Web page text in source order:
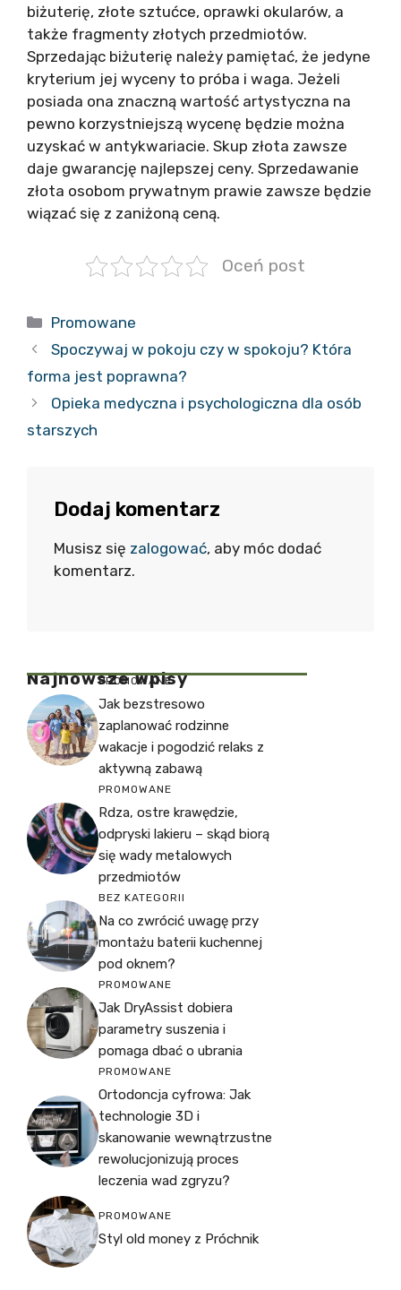
biżuterię, złote sztućce, oprawki okularów, a
także fragmenty złotych przedmiotów.
Sprzedając biżuterię należy pamiętać, że jedyne
kryterium jej wyceny to próba i waga. Jeżeli
posiada ona znaczną wartość artystyczna na
pewno korzystniejszą wycenę będzie można
uzyskać w antykwariacie. Skup złota zawsze
daje gwarancję najlepszej ceny. Sprzedawanie
złota osobom prywatnym prawie zawsze będzie
wiązać się z zaniżoną ceną.
Oceń post
Kategorie
Promowane
Spoczywaj w pokoju czy w spokoju? Która
forma jest poprawna?
Opieka medyczna i psychologiczna dla osób
starszych
Dodaj komentarz
Musisz się zalogować, aby móc dodać
komentarz.
Najnowsze Wpisy
PROMOWANE
Jak bezstresowo
zaplanować rodzinne
wakacje i pogodzić relaks z
aktywną zabawą
PROMOWANE
Rdza, ostre krawędzie,
odpryski lakieru – skąd biorą
się wady metalowych
przedmiotów
BEZ KATEGORII
Na co zwrócić uwagę przy
montażu baterii kuchennej
pod oknem?
PROMOWANE
Jak DryAssist dobiera
parametry suszenia i
pomaga dbać o ubrania
PROMOWANE
Ortodoncja cyfrowa: Jak
technologie 3D i
skanowanie wewnątrzustne
rewolucjonizują proces
leczenia wad zgryzu?
PROMOWANE
Styl old money z Próchnik